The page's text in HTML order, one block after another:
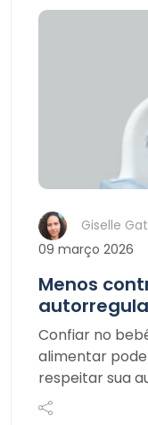
Giselle
09 março 2026
Menos
Confiar no
alimentar
respeitar sua